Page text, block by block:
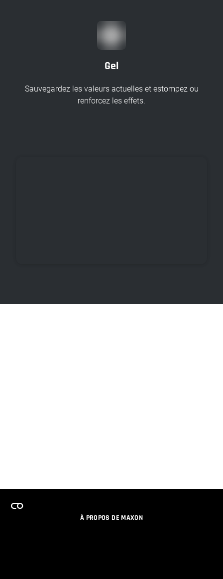
Gel
Sauvegardez les valeurs actuelles et estompez ou
renforcez les effets.
À PROPOS DE MAXON